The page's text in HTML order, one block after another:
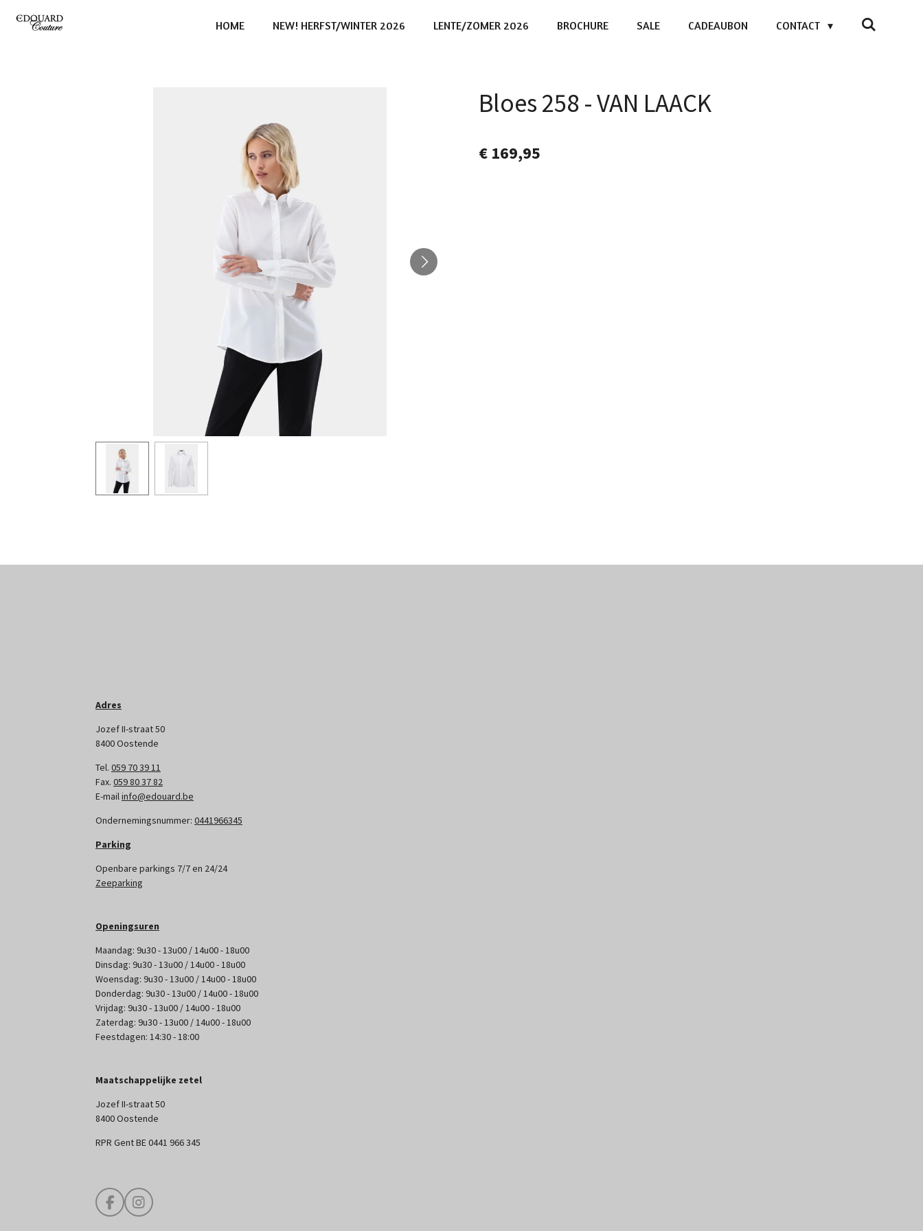
Ga
direct
HOME NEW! HERFST/WINTER 2026 LENTE/ZOMER 2026 BROCHURE SALE CADEAUBON CONTACT
Bloes 258 - VAN LAACK
€ 169,95
Adres
Jozef II-straat 50
8400 Oostende
Tel. 059 70 39 11
Fax. 059 80 37 82
E-mailinfo@edouard.be
Ondernemingsnummer: 0441966345
Parking
Openbare parkings 7/7 en 24/24
Zeeparking
Openingsuren
Maandag: 9u30 - 13u00 / 14u00 - 18u00
Dinsdag: 9u30 - 13u00 / 14u00 - 18u00
Woensdag: 9u30 - 13u00 / 14u00 - 18u00
Donderdag: 9u30 - 13u00 / 14u00 - 18u00
Vrijdag: 9u30 - 13u00 / 14u00 - 18u00
Zaterdag: 9u30 - 13u00 / 14u00 - 18u00
Feestdagen: 14:30 - 18:00
Maatschappelijke zetel
Jozef II-straat 50
8400 Oostende
RPR Gent BE 0441 966 345
F
a
I
n